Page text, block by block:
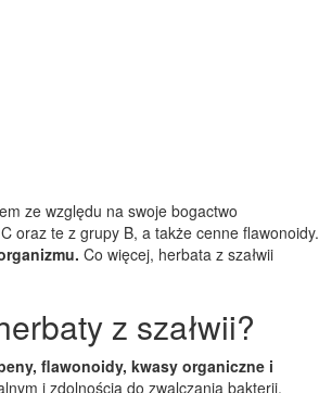
ze względu na swoje bogactwo
oraz te z grupy B, a także cenne flawonoidy.
Co więcej, herbata z szałwii
z szałwii?
flawonoidy, kwasy organiczne i
i zdolnością do zwalczania bakterii,